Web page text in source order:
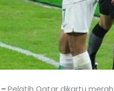
–Pelatih Qatar dikartu